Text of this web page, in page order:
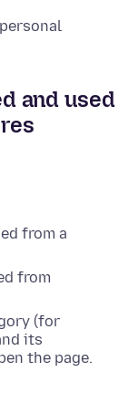
and used
from a
from
(for
its
the page.